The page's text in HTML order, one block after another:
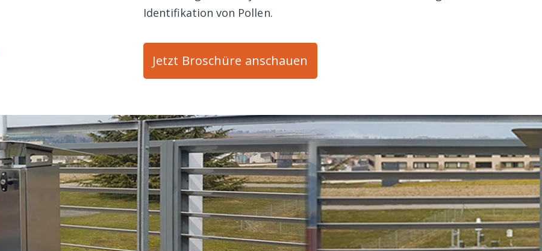
Identifikation von Pollen.
Jetzt Broschüre anschauen